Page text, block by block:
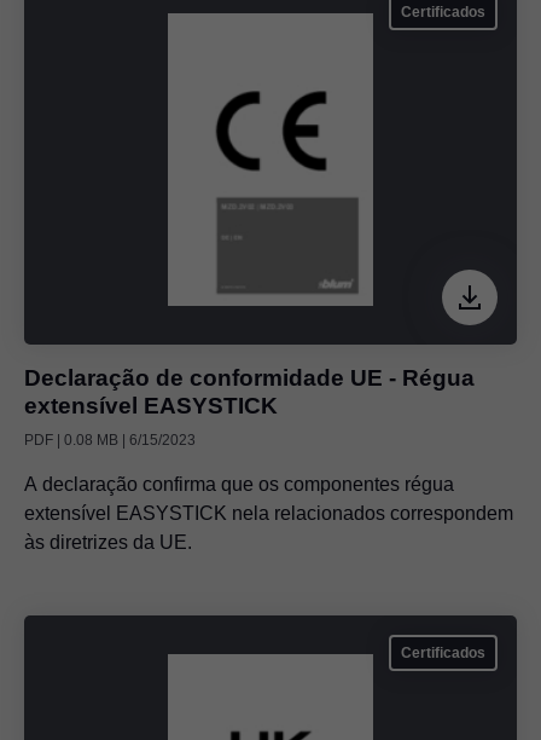
Certificados
Declaração de conformidade UE - Régua
extensível EASYSTICK
PDF | 0.08 MB | 6/15/2023
A declaração confirma que os componentes régua
extensível EASYSTICK nela relacionados correspondem
às diretrizes da UE.
Certificados